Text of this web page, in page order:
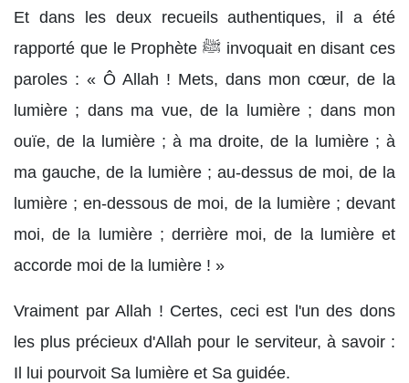
Et dans les deux recueils authentiques, il a été
rapporté que le Prophète ﷺ invoquait en disant ces
paroles : « Ô Allah ! Mets, dans mon cœur, de la
lumière ; dans ma vue, de la lumière ; dans mon
ouïe, de la lumière ; à ma droite, de la lumière ; à
ma gauche, de la lumière ; au-dessus de moi, de la
lumière ; en-dessous de moi, de la lumière ; devant
moi, de la lumière ; derrière moi, de la lumière et
accorde moi de la lumière ! »
Vraiment par Allah ! Certes, ceci est l'un des dons
les plus précieux d'Allah pour le serviteur, à savoir :
Il lui pourvoit Sa lumière et Sa guidée.